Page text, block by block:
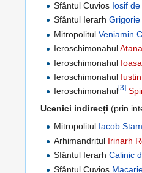
Sfântul Cuvios Iosif
Sfântul Ierarh
MitropolitulVeniamin
Ieroschimonahul
Ieroschimonahul
Ieroschimonahul
Ieroschimonahul[3]
Ucenici indirecți (prin
Mitropolitul Iacob
Arhimandritul Irinarh
Sfântul IerarhCalinic
Sfântul Cuvios